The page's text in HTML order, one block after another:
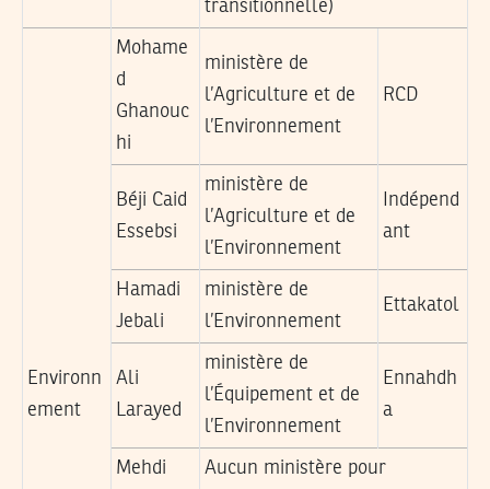
transitionnelle)
Environn
ement
Mohame
d
Ghanouc
hi
ministère de
l’Agriculture et de
l’Environnement
RCD
Béji Caid
Essebsi
ministère de
l’Agriculture et de
l’Environnement
Indépend
ant
Hamadi
Jebali
ministère de
l’Environnement
Ettakatol
Ali
Larayed
ministère de
l’Équipement et de
l’Environnement
Ennahdh
a
Mehdi
Aucun ministère pour